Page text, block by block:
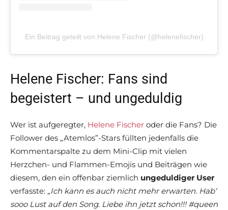
Ein Beitrag geteilt von Helene Fischer (@helenefischer)
Helene Fischer: Fans sind
begeistert – und ungeduldig
Wer ist aufgeregter, Helene Fischer oder die Fans? Die
Follower des „Atemlos”-Stars füllten jedenfalls die
Kommentarspalte zu dem Mini-Clip mit vielen
Herzchen- und Flammen-Emojis und Beiträgen wie
diesem, den ein offenbar ziemlich ungeduldiger User
verfasste: „Ich kann es auch nicht mehr erwarten. Hab‘
sooo Lust auf den Song. Liebe ihn jetzt schon!!! #queen